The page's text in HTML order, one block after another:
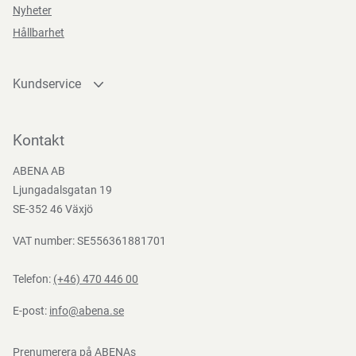
Teststandarder
Nyheter
Hållbarhet
Kundservice
Bli kund
Nedladdningar
Kontakt
ABENA AB
Ljungadalsgatan 19
SE-352 46 Växjö
VAT number: SE556361881701
Telefon: (+46) 470 446 00
E-post: info@abena.se
Prenumerera på ABENAs